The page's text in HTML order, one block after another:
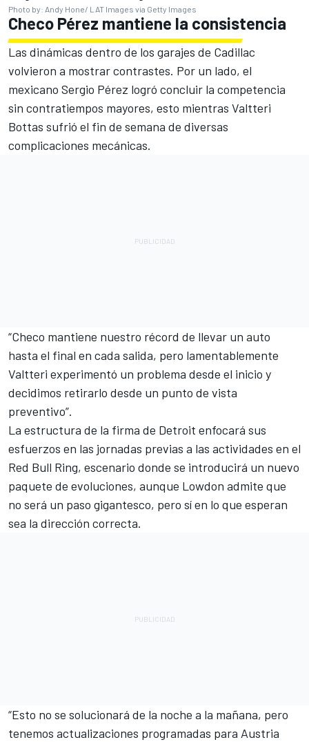
Photo by: Andy Hone/ LAT Images via Getty Images
Checo Pérez mantiene la consistencia
Las dinámicas dentro de los garajes de Cadillac
volvieron a mostrar contrastes. Por un lado, el
mexicano Sergio Pérez logró concluir la competencia
sin contratiempos mayores, esto mientras Valtteri
Bottas sufrió el fin de semana de diversas
complicaciones mecánicas.
“Checo mantiene nuestro récord de llevar un auto
hasta el final en cada salida, pero lamentablemente
Valtteri experimentó un problema desde el inicio y
decidimos retirarlo desde un punto de vista
preventivo”.
La estructura de la firma de Detroit enfocará sus
esfuerzos en las jornadas previas a las actividades en el
Red Bull Ring, escenario donde se introducirá un nuevo
paquete de evoluciones, aunque Lowdon admite que
no será un paso gigantesco, pero sí en lo que esperan
sea la dirección correcta.
“Esto no se solucionará de la noche a la mañana, pero
tenemos actualizaciones programadas para Austria